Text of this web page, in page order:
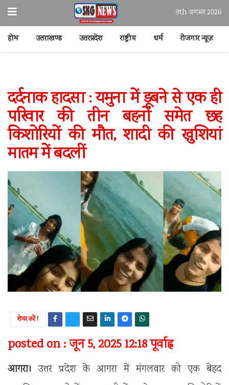
9th अगस्त 2026
होम उत्तराखण्ड उत्तरप्रदेश राष्ट्रीय धर्म रोजगार न्यूज़
दर्दनाक हादसा : यमुना में डूबने से एक ही
परिवार की तीन बहनों समेत छह
किशोरियों की मौत, शादी की खुशियां
मातम में बदलीं
शेयर करें !
posted on : जून 5, 2025 12:18 पूर्वाह्न
आगरा। उत्तर प्रदेश के आगरा में मंगलवार को एक बेहद